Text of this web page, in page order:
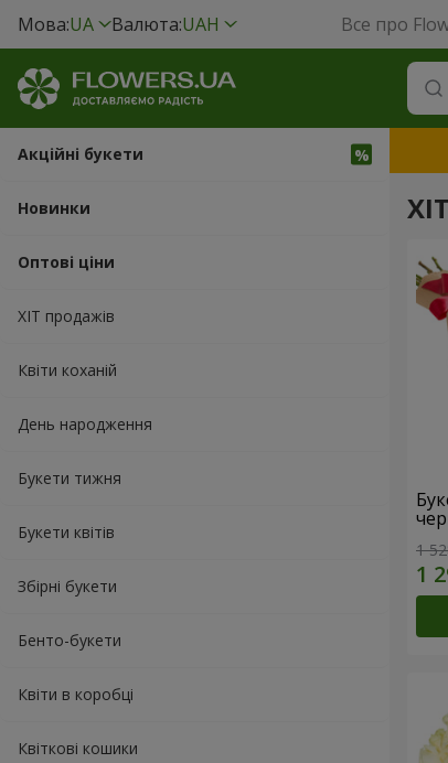
Мова:UA Валюта:UAH Все про
Акційні букети
Новинки
Оптові ціни
ХІТ продажів
Квіти коханій
День народження
Букети тижня
Букети квітів
Збірні букети
Бенто-букети
Квіти в коробці
Квіткові кошики
1